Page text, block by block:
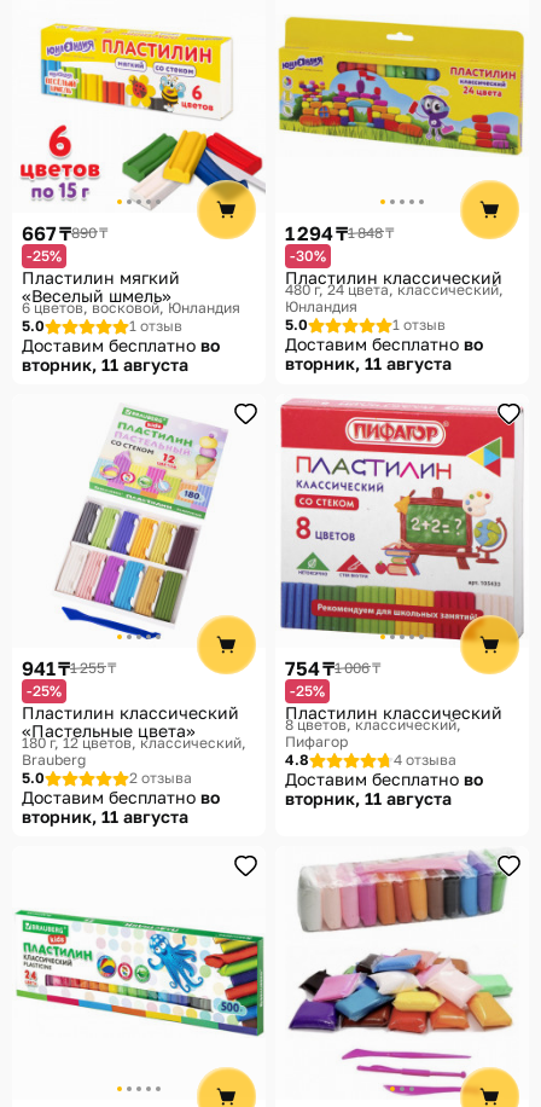
667 ₸890 ₸
-25%
Пластилин мягкий
«Веселый шмель»
6 цветов, восковой Юнландия
5.0
1 отзыв
Доставим бесплатно во
вторник, 11 августа
1 294 ₸1 848 ₸
-30%
Пластилин классический
480 г, 24 цвета, классический
Юнландия
5.0
1 отзыв
Доставим бесплатно во
вторник, 11 августа
941 ₸1 255 ₸
-25%
Пластилин классический
«Пастельные цвета»
180 г, 12 цветов, классический
Brauberg
5.0
2 отзыва
Доставим бесплатно во
вторник, 11 августа
754 ₸1 006 ₸
-25%
Пластилин классический
8 цветов, классический
Пифагор
4.8
4 отзыва
Доставим бесплатно во
вторник, 11 августа